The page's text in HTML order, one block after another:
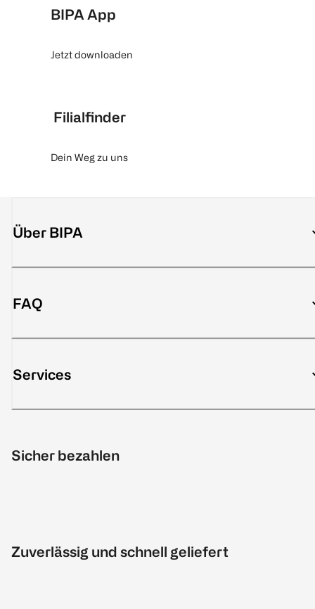
BIPA App
Jetzt downloaden
Filialfinder
Dein Weg zu uns
Über BIPA
FAQ
Services
Sicher bezahlen
Zuverlässig und schnell geliefert